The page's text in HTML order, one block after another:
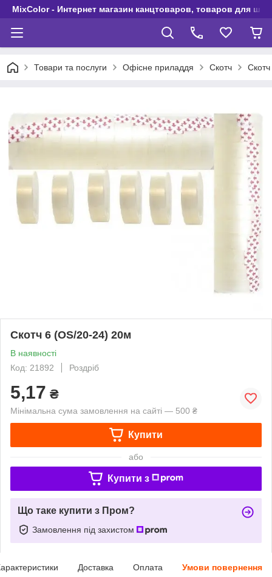
MixColor - Интернет магазин канцтоваров, товаров для
Товари та послуги Офісне приладдя Скотч
Скотч 6 (OS/20-24) 20м
В наявності
Код: 21892
Роздріб
5,17 ₴
Мінімальна сума замовлення на сайті — 500 ₴
Купити
або
Купити з
Що таке купити з Пром?
Замовлення під захистом
Доставка Оплата Умови повернення